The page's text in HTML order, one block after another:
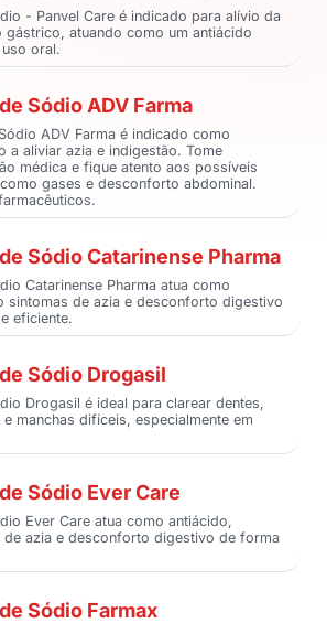
- Panvel Care é indicado para alívio da
atuando como um antiácido
oral.
Sódio ADV Farma
ADV Farma é indicado como
a aliviar azia e indigestão. Tome
médica e fique atento aos possíveis
gases e desconforto abdominal.
Sódio Catarinense Pharma
Catarinense Pharma atua como
sintomas de azia e desconforto digestivo
eficiente.
Sódio Drogasil
Drogasil é ideal para clarear dentes,
manchas difíceis, especialmente em
Sódio Ever Care
Ever Care atua como antiácido,
de azia e desconforto digestivo de forma
Sódio Farmax